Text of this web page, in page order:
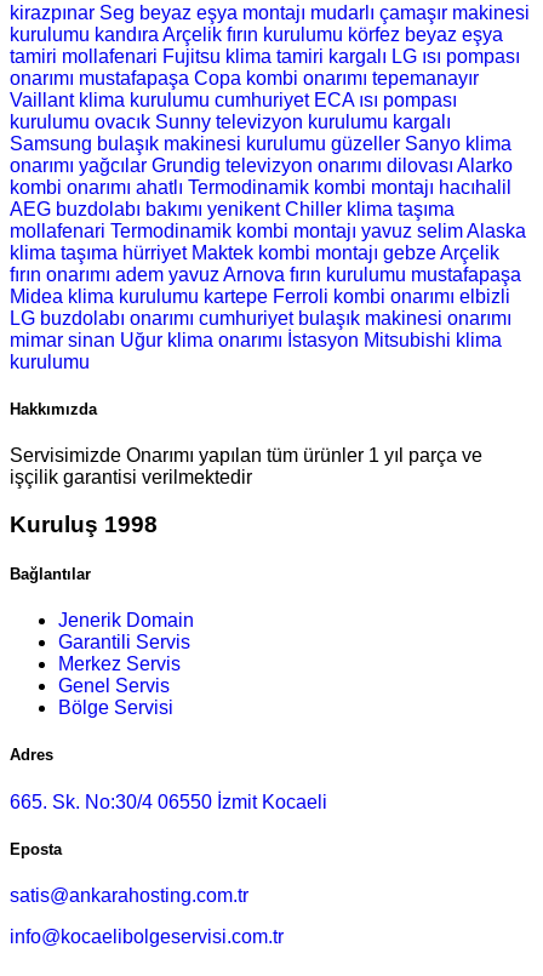
kirazpınar Seg beyaz eşya montajı mudarlı çamaşır makinesi
kurulumu kandıra Arçelik fırın kurulumu körfez beyaz eşya
tamiri mollafenari Fujitsu klima tamiri kargalı LG ısı pompası
onarımı mustafapaşa Copa kombi onarımı tepemanayır
Vaillant klima kurulumu cumhuriyet ECA ısı pompası
kurulumu ovacık Sunny televizyon kurulumu kargalı
Samsung bulaşık makinesi kurulumu güzeller Sanyo klima
onarımı yağcılar Grundig televizyon onarımı dilovası Alarko
kombi onarımı ahatlı Termodinamik kombi montajı hacıhalil
AEG buzdolabı bakımı yenikent Chiller klima taşıma
mollafenari Termodinamik kombi montajı yavuz selim Alaska
klima taşıma hürriyet Maktek kombi montajı gebze Arçelik
fırın onarımı adem yavuz Arnova fırın kurulumu mustafapaşa
Midea klima kurulumu kartepe Ferroli kombi onarımı elbizli
LG buzdolabı onarımı cumhuriyet bulaşık makinesi onarımı
mimar sinan Uğur klima onarımı İstasyon Mitsubishi klima
kurulumu
Hakkımızda
Servisimizde Onarımı yapılan tüm ürünler 1 yıl parça ve
işçilik garantisi verilmektedir
Kuruluş 1998
Bağlantılar
Jenerik Domain
Garantili Servis
Merkez Servis
Genel Servis
Bölge Servisi
Adres
665. Sk. No:30/4 06550 İzmit Kocaeli
Eposta
satis@ankarahosting.com.tr
info@kocaelibolgeservisi.com.tr